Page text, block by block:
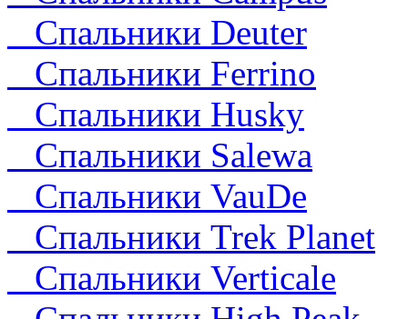
Спальники Deuter
Cпальники Ferrino
Спальники Husky
Спальники Salewa
Спальники VauDe
Спальники Trek Planet
Спальники Verticale